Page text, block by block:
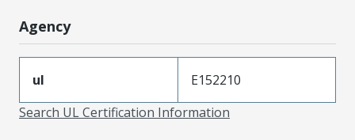
Agency
ul
E152210
Search UL Certification Information